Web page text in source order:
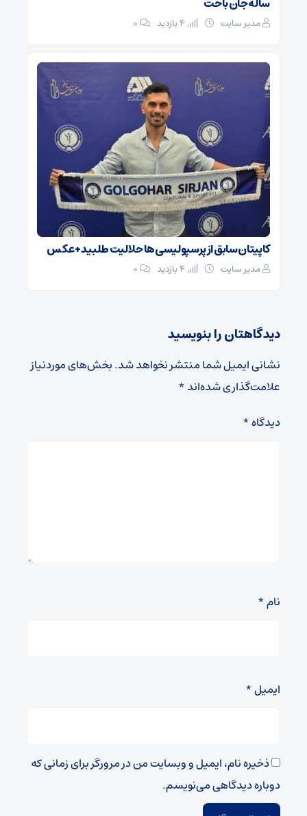
مدیر سایت ۰
کاپیتان سابق از پرسپولیسی‌ها حلالیت طلبید + عکس
مدیر سایت ۰
دیدگاهتان را بنویسید
نشانی ایمیل شما منتشر نخواهد شد.بخش‌های موردنیاز
علامت‌گذاری شده‌اند*
دیدگاه*
نام*
ایمیل*
ذخیره نام، ایمیل و وبسایت من در مرورگر برای زمانی که
دوباره دیدگاهی می‌نویسم.